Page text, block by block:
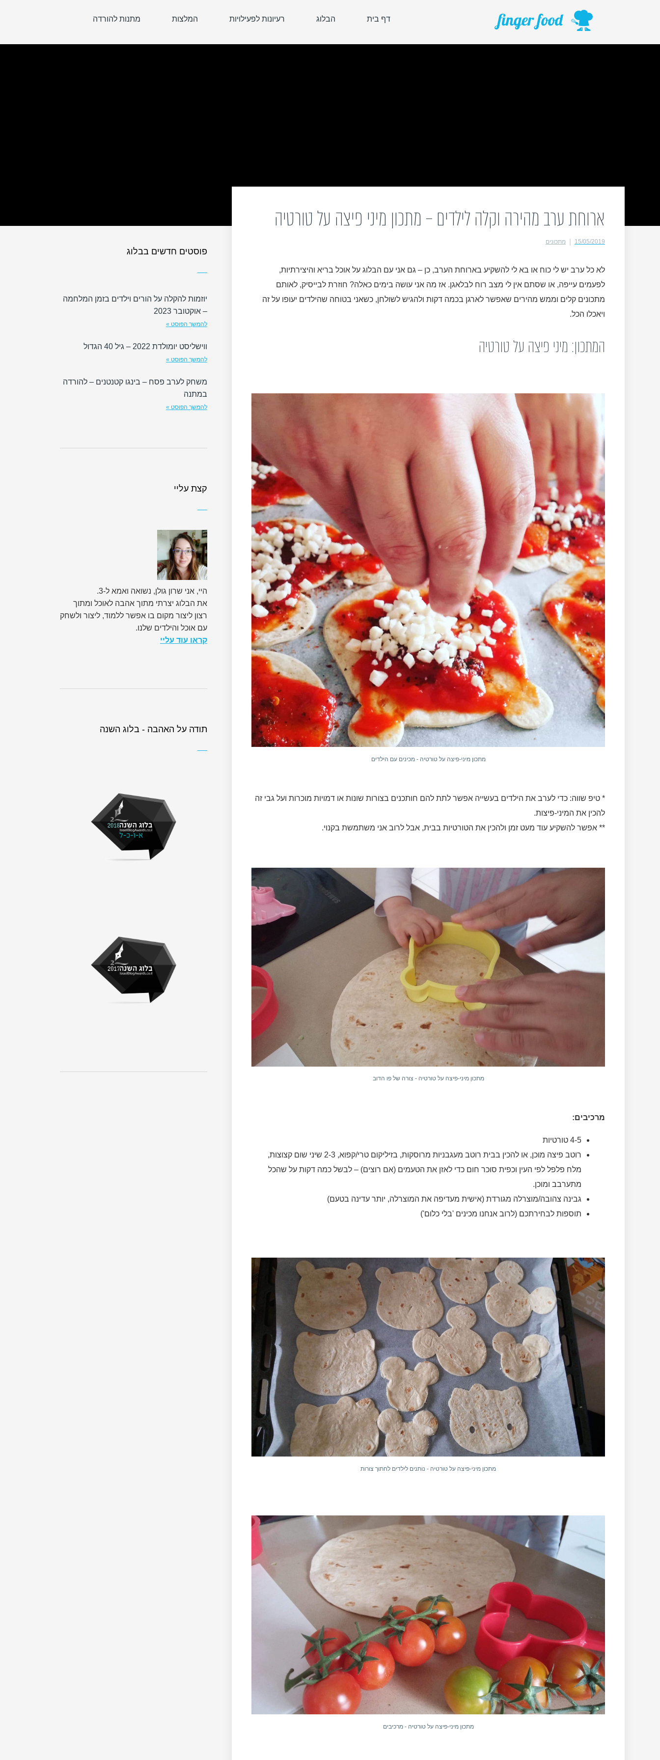
דף בית הבלוג רעיונות לפעילויות המלצות מתנות להורדה
ארוחת ערב מהירה וקלה לילדים – מתכון מיני פיצה על טורטיה
15/05/2019 מתכונים
לא כל ערב יש לי כוח או בא לי להשקיע בארוחת הערב, כן – גם אני עם הבלוג על אוכל בריא והיצירתיות,
לפעמים עייפה, או שסתם אין לי מצב רוח לבלאגן. אז מה אני עושה בימים כאלה? חוזרת לבייסיק, לאותם
מתכונים קלים וממש מהירים שאפשר לארגן בכמה דקות ולהגיש לשולחן, כשאני בטוחה שהילדים יעופו על זה
ויאכלו הכל.
המתכון: מיני פיצה על טורטיה
מתכון מיני-פיצה על טורטיה - מכינים עם הילדים
* טיפ שווה: כדי לערב את הילדים בעשייה אפשר לתת להם חותכנים בצורות שונות או דמויות מוכרות ועל גבי זה
להכין את המיני-פיצות.
** אפשר להשקיע עוד מעט זמן ולהכין את הטורטיות בבית, אבל לרוב אני משתמשת בקנוי.
מתכון מיני-פיצה על טורטיה - צורה של פו הדוב
מרכיבים:
4-5 טורטיות
רוטב פיצה מוכן, או להכין בבית רוטב מעגבניות מרוסקות, בזיליקום טרי/קפוא, 2-3 שיני שום קצוצות,
מלח פלפל לפי העין וכפית סוכר חום כדי לאזן את הטעמים (אם רוצים) – לבשל כמה דקות על שהכל
מתערבב ומוכן.
גבינה צהובה/מוצרלה מגורדת (אישית מעדיפה את המוצרלה, יותר עדינה בטעם)
תוספות לבחירתכם (לרוב אנחנו מכינים 'בלי כלום')
מתכון מיני-פיצה על טורטיה - נותנים לילדים לחתוך צורות
מתכון מיני-פיצה על טורטיה - מרכיבים
פוסטים חדשים בבלוג
יוזמות להקלה על הורים וילדים בזמן המלחמה
– אוקטובר 2023
להמשך הפוסט »
ווישליסט יומולדת 2022 – גיל 40 הגדול
להמשך הפוסט »
משחק לערב פסח – בינגו קטנטנים – להורדה
במתנה
להמשך הפוסט »
קצת עליי
היי, אני שרון גולן, נשואה ואמא ל-3.
את הבלוג יצרתי מתוך אהבה לאוכל ומתוך
רצון ליצור מקום בו אפשר ללמוד, ליצור ולשחק
עם אוכל והילדים שלנו.
קראו עוד עליי
תודה על האהבה - בלוג השנה